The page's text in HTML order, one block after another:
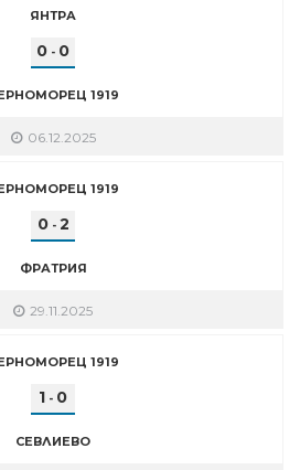
ЯНТРА
0 - 0
1919
06.12.2025
1919
0- 2
ФРАТРИЯ
29.11.2025
1919
1 - 0
СЕВЛИЕВО